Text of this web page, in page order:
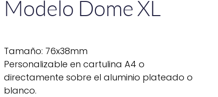
Modelo Dome XL
Tamaño: 76x38mm
Personalizable en cartulina A4 o
directamente sobre el aluminio plateado o
blanco.